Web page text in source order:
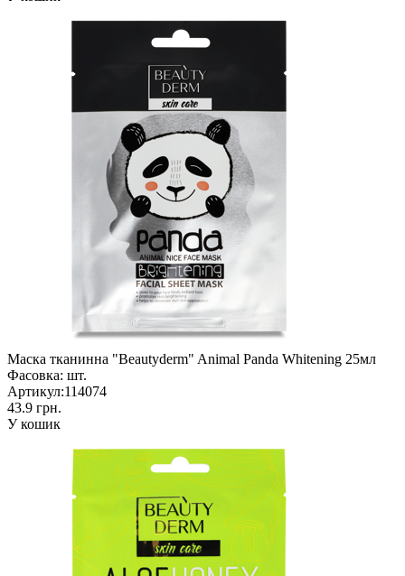
Маска тканинна "Beautyderm" Animal Panda Whitening 25мл
Фасовка: шт.
Артикул:114074
43.9 грн.
У кошик